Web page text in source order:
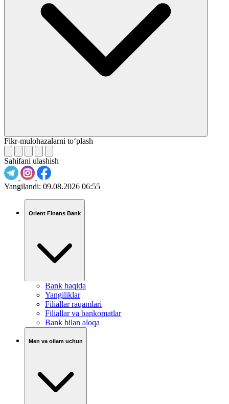
Fikr-mulohazalarni to‘plash
Sahifani ulashish
Yangilandi: 09.08.2026 06:55
Orient Finans Bank
Bank haqida
Yangiliklar
Filiallar raqamlari
Filiallar va bankomatlar
Bank bilan aloqa
Men va oilam uchun